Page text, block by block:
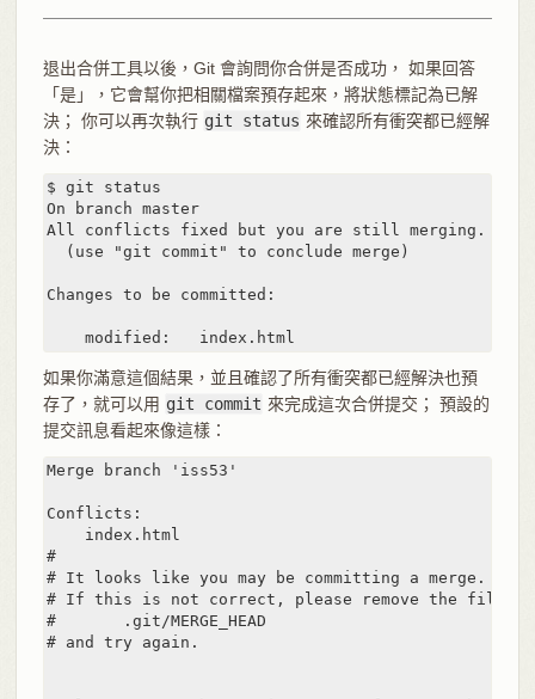
退出合併工具以後，Git 會詢問你合併是否成功， 如果回答
「是」，它會幫你把相關檔案預存起來，將狀態標記為已解
決； 你可以再次執行 git status 來確認所有衝突都已經解
決：
$ git status
On branch master
All conflicts fixed but you are still merging.
  (use "git commit" to conclude merge)
Changes to be committed:
    modified:   index.html
如果你滿意這個結果，並且確認了所有衝突都已經解決也預
存了，就可以用 git commit 來完成這次合併提交； 預設的
提交訊息看起來像這樣：
Merge branch 'iss53'
Conflicts:
    index.html
#
# It looks like you may be committing a merge.
# If this is not correct, please remove the file
#	.git/MERGE_HEAD
# and try again.